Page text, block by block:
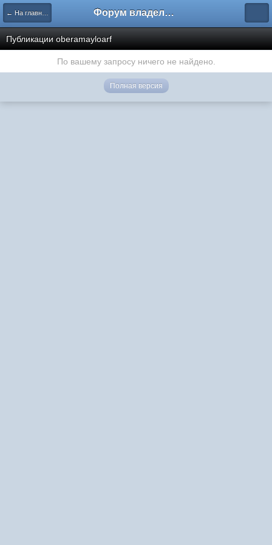
← На главную Форум владельцев интернет-магазинов
Публикации oberamayloarf
По вашему запросу ничего не найдено.
Полная версия